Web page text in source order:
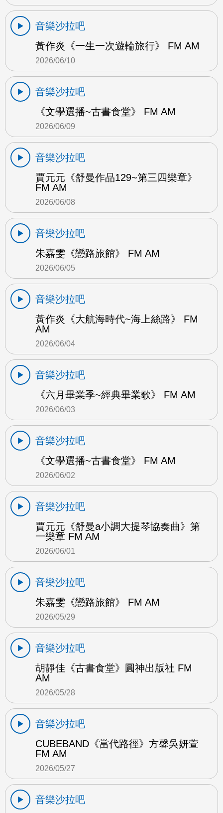
音樂沙拉吧
黃作炎《一生一次遊輪旅行》 FM AM
2026/06/10
音樂沙拉吧
《文學選播~古書食堂》 FM AM
2026/06/09
音樂沙拉吧
賈元元《舒曼作品129~第三四樂章》
FM AM
2026/06/08
音樂沙拉吧
朱嘉雯《戀路旅館》 FM AM
2026/06/05
音樂沙拉吧
黃作炎《大航海時代~海上絲路》 FM
AM
2026/06/04
音樂沙拉吧
《六月畢業季~經典畢業歌》 FM AM
2026/06/03
音樂沙拉吧
《文學選播~古書食堂》 FM AM
2026/06/02
音樂沙拉吧
賈元元《舒曼a小調大提琴協奏曲》第
一樂章 FM AM
2026/06/01
音樂沙拉吧
朱嘉雯《戀路旅館》 FM AM
2026/05/29
音樂沙拉吧
胡靜佳《古書食堂》圓神出版社 FM
AM
2026/05/28
音樂沙拉吧
CUBEBAND《當代路徑》方馨吳妍萱
FM AM
2026/05/27
音樂沙拉吧